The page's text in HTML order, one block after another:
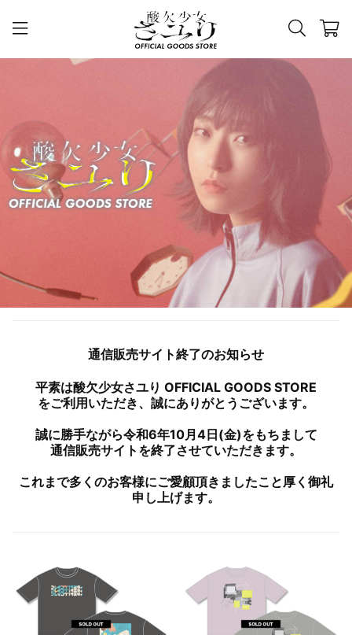
通信販売サイト終了のお知らせ
平素は酸欠少女さユり OFFICIAL GOODS STORE
をご利用いただき、誠にありがとうございます。
誠に勝手ながら令和6年10月4日(金)をもちまして
通信販売サイトを終了させていただきます。
これまで多くのお客様にご愛顧頂きましたこと厚く御礼
申し上げます。